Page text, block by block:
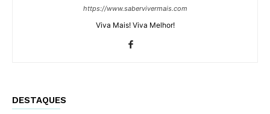
https://www.sabervivermais.com
Viva Mais! Viva Melhor!
DESTAQUES